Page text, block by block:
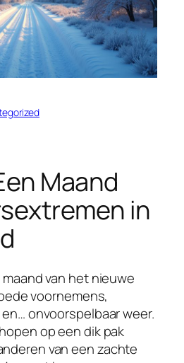
Maand
in
van het nieuwe
voornemens,
onvoorspelbaar weer.
op een dik pak
van een zachte